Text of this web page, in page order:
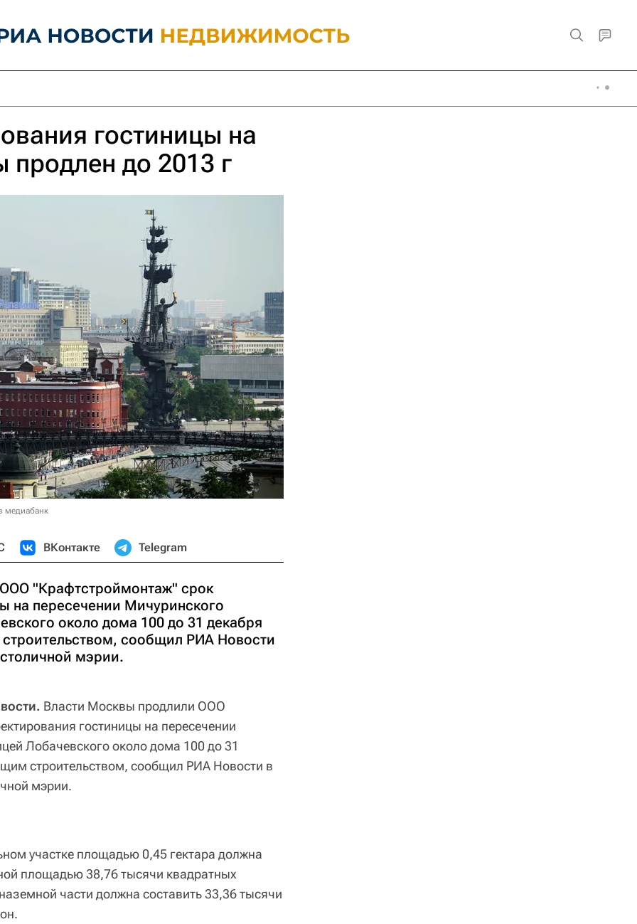
гостиницы на
до 2013 г
медиабанк
ВКонтакте Telegram
"Крафтстроймонтаж" срок
на пересечении Мичуринского
около дома 100 до 31 декабря
сообщил РИА Новости
мэрии.
Власти Москвы продлили ООО
гостиницы на пересечении
Лобачевского около дома 100 до 31
строительством, сообщил РИА Новости в
мэрии.
участке площадью 0,45 гектара должна
площадью 38,76 тысячи квадратных
части должна составить 33,36 тысячи